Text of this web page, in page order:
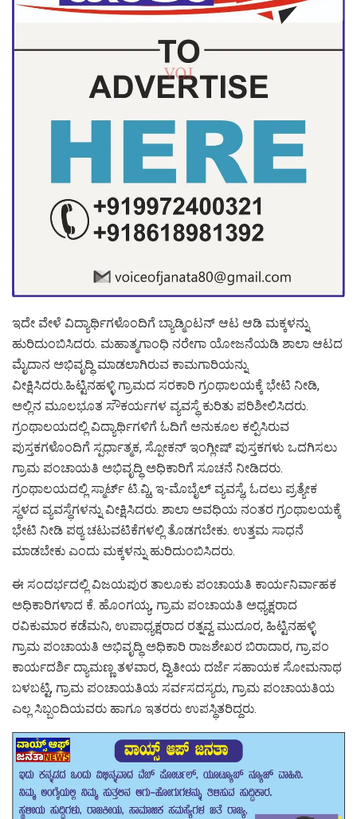
ಇದೇ ವೇಳೆ ವಿದ್ಯಾರ್ಥಿಗಳೊಂದಿಗೆ ಬ್ಯಾಡ್ಮಿಂಟನ್ ಆಟ ಆಡಿ ಮಕ್ಕಳನ್ನು
ಹುರಿದುಂಬಿಸಿದರು. ಮಹಾತ್ಮಗಾಂಧಿ ನರೇಗಾ ಯೋಜನೆಯಡಿ ಶಾಲಾ ಆಟದ
ಮೈದಾನ ಅಭಿವೃದ್ಧಿ ಮಾಡಲಾಗಿರುವ ಕಾಮಗಾರಿಯನ್ನು
ವೀಕ್ಷಿಸಿದರು.ಹಿಟ್ಟಿನಹಳ್ಳಿ ಗ್ರಾಮದ ಸರಕಾರಿ ಗ್ರಂಥಾಲಯಕ್ಕೆ ಭೇಟಿ ನೀಡಿ,
ಅಲ್ಲಿನ ಮೂಲಭೂತ ಸೌಕರ್ಯಗಳ ವ್ಯವಸ್ಥೆ ಕುರಿತು ಪರಿಶೀಲಿಸಿದರು.
ಗ್ರಂಥಾಲಯದಲ್ಲಿ ವಿದ್ಯಾರ್ಥಿಗಳಿಗೆ ಓದಿಗೆ ಅನುಕೂಲ ಕಲ್ಪಿಸಿರುವ
ಪುಸ್ತಕಗಳೊಂದಿಗೆ ಸ್ಪರ್ಧಾತ್ಮಕ, ಸ್ಪೋಕನ್ ಇಂಗ್ಲೀಷ್ ಪುಸ್ತಕಗಳು ಒದಗಿಸಲು
ಗ್ರಾಮ ಪಂಚಾಯತಿ ಅಭಿವೃದ್ಧಿ ಅಧಿಕಾರಿಗೆ ಸೂಚನೆ ನೀಡಿದರು.
ಗ್ರಂಥಾಲಯದಲ್ಲಿ ಸ್ಮಾರ್ಟ್ ಟಿ.ವ್ಹಿ, ಇ-ಮೊಬೈಲ್ ವ್ಯವಸ್ಥೆ, ಓದಲು ಪ್ರತ್ಯೇಕ
ಸ್ಥಳದ ವ್ಯವಸ್ಥೆಗಳನ್ನು ವೀಕ್ಷಿಸಿದರು. ಶಾಲಾ ಅವಧಿಯ ನಂತರ ಗ್ರಂಥಾಲಯಕ್ಕೆ
ಭೇಟಿ ನೀಡಿ ಪಠ್ಯ ಚಟುವಟಿಕೆಗಳಲ್ಲಿ ತೊಡಗಬೇಕು. ಉತ್ತಮ ಸಾಧನೆ
ಮಾಡಬೇಕು ಎಂದು ಮಕ್ಕಳನ್ನು ಹುರಿದುಂಬಿಸಿದರು.
ಈ ಸಂದರ್ಭದಲ್ಲಿ ವಿಜಯಪುರ ತಾಲೂಕು ಪಂಚಾಯತಿ ಕಾರ್ಯನಿರ್ವಾಹಕ
ಅಧಿಕಾರಿಗಳಾದ ಕೆ. ಹೊಂಗಯ್ಯ, ಗ್ರಾಮ ಪಂಚಾಯತಿ ಅಧ್ಯಕ್ಷರಾದ
ರವಿಕುಮಾರ ಕಡೆಮನಿ, ಉಪಾಧ್ಯಕ್ಷರಾದ ರತ್ನವ್ವ ಮುದೂರ, ಹಿಟ್ಟಿನಹಳ್ಳಿ
ಗ್ರಾಮ ಪಂಚಾಯತಿ ಅಭಿವೃದ್ಧಿ ಅಧಿಕಾರಿ ರಾಜಶೇಖರ ಬಿರಾದಾರ, ಗ್ರಾ.ಪಂ
ಕಾರ್ಯದರ್ಶಿ ದ್ಯಾಮಣ್ಣ ತಳವಾರ, ದ್ವಿತೀಯ ದರ್ಜೆ ಸಹಾಯಕ ಸೋಮನಾಥ
ಬಳಬಟ್ಟಿ, ಗ್ರಾಮ ಪಂಚಾಯತಿಯ ಸರ್ವಸದಸ್ಯರು, ಗ್ರಾಮ ಪಂಚಾಯತಿಯ
ಎಲ್ಲ ಸಿಬ್ಬಂದಿಯವರು ಹಾಗೂ ಇತರರು ಉಪಸ್ಥಿತರಿದ್ದರು.